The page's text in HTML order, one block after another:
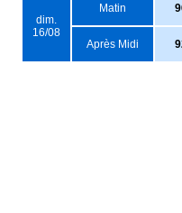
dim.
16/08
Matin
Après Midi